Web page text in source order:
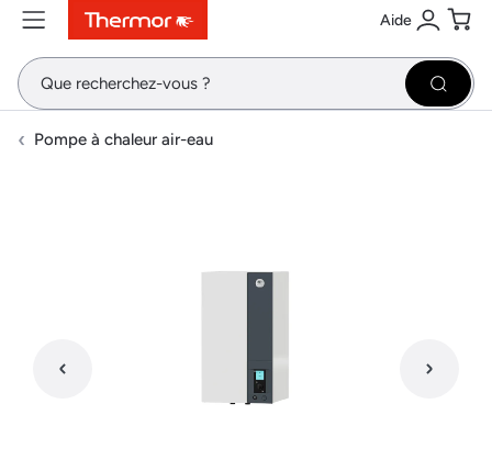
ContenuMenuRecherche Aide
Se
Pompe à chaleur air-eau